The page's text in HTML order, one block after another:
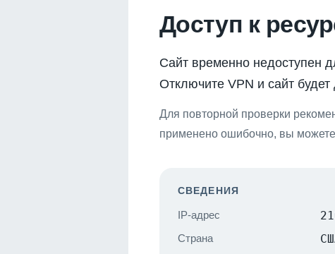
Доступ к
Сайт временно недоступен
Отключите VPN и сайт будет
Для повторной проверки
применено ошибочно, вы
СВЕДЕНИЯ
IP-адрес
Страна